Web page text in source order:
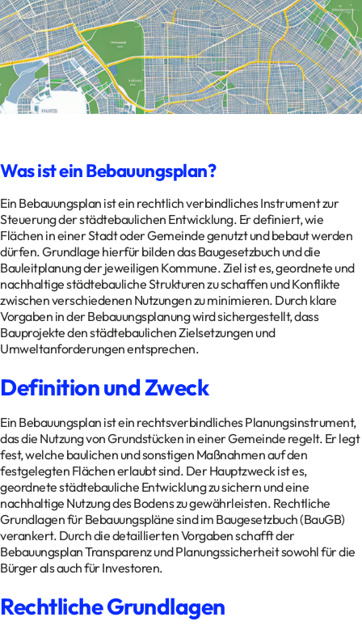
Datenschutz
Impressum
Glossar
Was ist ein Bebauungsplan?
Ein Bebauungsplan ist ein rechtlich verbindliches Instrument zur
Steuerung der städtebaulichen Entwicklung. Er definiert, wie
Flächen in einer Stadt oder Gemeinde genutzt und bebaut werden
dürfen. Grundlage hierfür bilden das Baugesetzbuch und die
Bauleitplanung der jeweiligen Kommune. Ziel ist es, geordnete und
nachhaltige städtebauliche Strukturen zu schaffen und Konflikte
zwischen verschiedenen Nutzungen zu minimieren. Durch klare
Vorgaben in der Bebauungsplanung wird sichergestellt, dass
Bauprojekte den städtebaulichen Zielsetzungen und
Umweltanforderungen entsprechen.
Definition und Zweck
Ein Bebauungsplan ist ein rechtsverbindliches Planungsinstrument,
das die Nutzung von Grundstücken in einer Gemeinde regelt. Er legt
fest, welche baulichen und sonstigen Maßnahmen auf den
festgelegten Flächen erlaubt sind. Der Hauptzweck ist es,
geordnete städtebauliche Entwicklung zu sichern und eine
nachhaltige Nutzung des Bodens zu gewährleisten. Rechtliche
Grundlagen für Bebauungspläne sind im Baugesetzbuch (BauGB)
verankert. Durch die detaillierten Vorgaben schafft der
Bebauungsplan Transparenz und Planungssicherheit sowohl für die
Bürger als auch für Investoren.
Rechtliche Grundlagen